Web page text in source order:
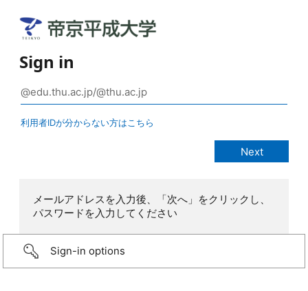
Sign in
利用者IDが分からない方はこちら
メールアドレスを入力後、「次へ」をクリックし、
パスワードを入力してください
Sign-in options